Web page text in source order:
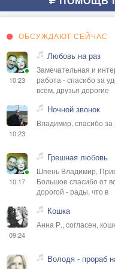
ОБСУЖДАЮТ СЕЙЧАС
10:23
Любовь на раз
Замечательная и
работа - спасибо за
всем, друзья дорогие
10:23
Ночной звонок
Владимир, спасибо за
10:17
Грешная любовь
Шпень Владимир,
Большое спасибо от
дорогой - рады, что в
09:24
Кошка
Анна Р., согласен,
Володя - прораб